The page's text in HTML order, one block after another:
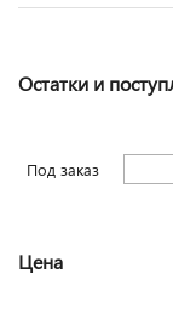
Остатки и
Под заказ
Цена